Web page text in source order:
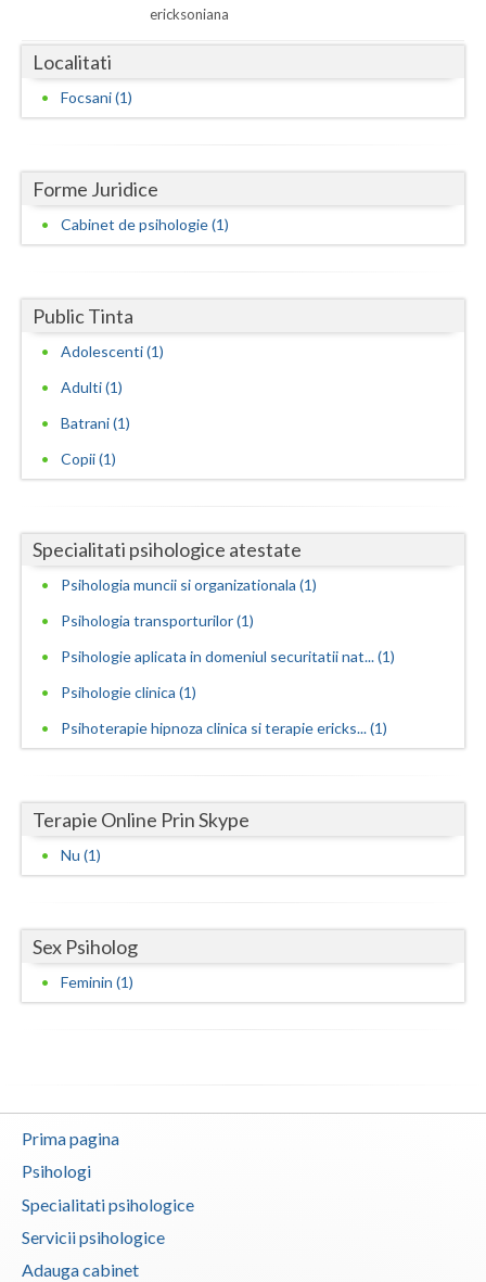
Gorj
Harghita
Ialomita
Maramures
Neamt
Prahova
Salaj
Satu-Mare
Timis
Tulcea
Vaslui
Vrancea
ericksoniana
Localitati
Focsani (1)
Forme Juridice
Cabinet de psihologie (1)
Public Tinta
Adolescenti (1)
Adulti (1)
Batrani (1)
Copii (1)
Specialitati psihologice atestate
Psihologia muncii si organizationala (1)
Psihologia transporturilor (1)
Psihologie aplicata in domeniul securitatii nat... (1)
Psihologie clinica (1)
Psihoterapie hipnoza clinica si terapie ericks... (1)
Terapie Online Prin Skype
Nu (1)
Sex Psiholog
Feminin (1)
Prima pagina
Psihologi
Specialitati psihologice
Servicii psihologice
Adauga cabinet